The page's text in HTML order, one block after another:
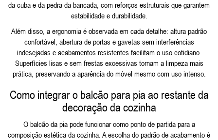
da cuba e da pedra da bancada, com reforços estruturais que garantem
estabilidade e durabilidade.
Além disso, a ergonomia é observada em cada detalhe: altura padrão
confortável, abertura de portas e gavetas sem interferências
indesejadas e acabamentos resistentes facilitam o uso cotidiano.
Superfícies lisas e sem frestas excessivas tornam a limpeza mais
prática, preservando a aparência do móvel mesmo com uso intenso.
Como integrar o balcão para pia ao restante da
decoração da cozinha
O balcão da pia pode funcionar como ponto de partida para a
composição estética da cozinha. A escolha do padrão de acabamento é